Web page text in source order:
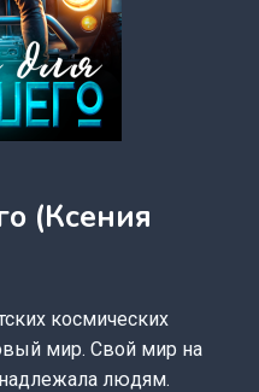
(Ксения
космических
мир. Свой мир на
людям.